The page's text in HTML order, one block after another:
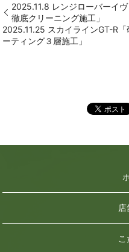
2025.11.8 レンジローバーイ
徹底クリーニング施工」
2025.11.25 スカイラインGT-R
ーティング３層施工」
店
こ